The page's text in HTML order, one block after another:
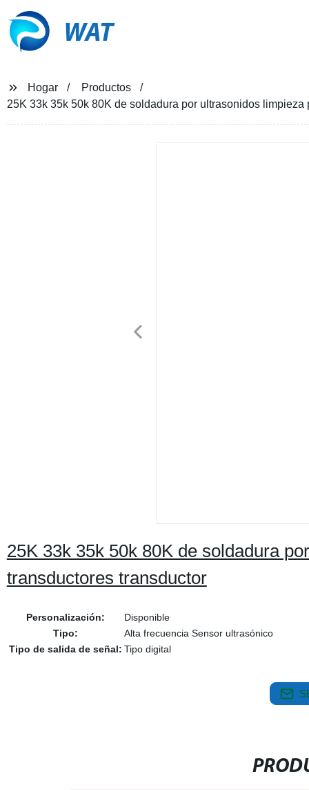
WAT
Hogar
Productos
25K 33k 35k 50k 80K de soldadura por ultrasonidos
25K 33k 35k 50k 80K de soldadura
transductores transductor
Personalización:
Disponible
Tipo:
Alta frecuencia Sensor ultrasónico
Tipo de salida de señal: Tipo digital